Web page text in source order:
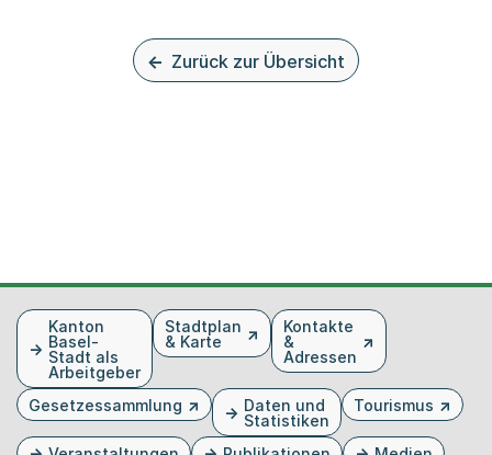
Zurück zur Übersicht
FusszeileKanton
Basel-
Stadt als
Arbeitgeber
Stadtplan
& Karte
Kontakte
&
Adressen
Gesetzessammlung
Daten und
Statistiken
Tourismus